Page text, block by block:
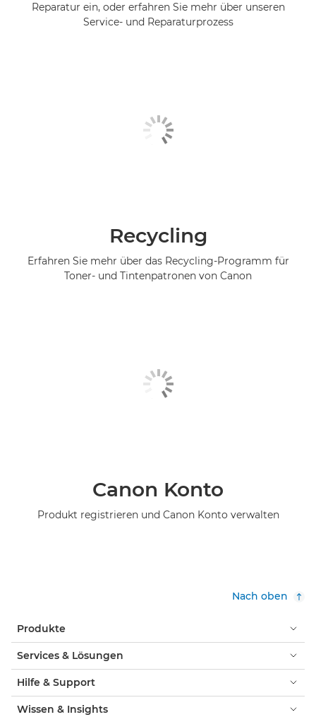
Reparatur ein, oder erfahren Sie mehr über unseren
Service- und Reparaturprozess
Recycling
Erfahren Sie mehr über das Recycling-Programm für
Toner- und Tintenpatronen von Canon
Canon Konto
Produkt registrieren und Canon Konto verwalten
Nach oben
Produkte
Services & Lösungen
Hilfe & Support
Wissen & Insights